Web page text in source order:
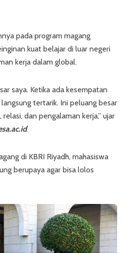
pada program magang
kuat belajar di luar negeri
kerja dalam global.
saya. Ketika ada kesempatan
tertarik. Ini peluang besar
dan pengalaman kerja,” ujar
.
di KBRI Riyadh, mahasiswa
berupaya agar bisa lolos